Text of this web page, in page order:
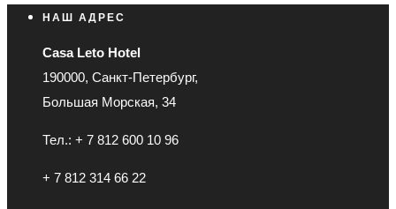
НАШ АДРЕС
Casa Leto Hotel
190000, Санкт-Петербург,
Большая Морская, 34
Тел.: + 7 812 600 10 96
+ 7 812 314 66 22